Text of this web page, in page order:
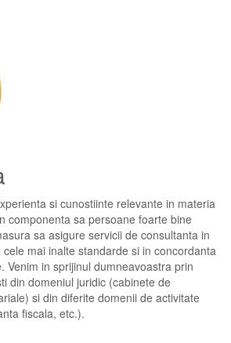
si cunostiinte relevante in materia
componenta sa persoane foarte bine
sa asigure servicii de consultanta in
mai inalte standarde si in concordanta
Venim in sprijinul dumneavoastra prin
din domeniul juridic (cabinete de
si din diferite domenii de activitate
fiscala, etc.).